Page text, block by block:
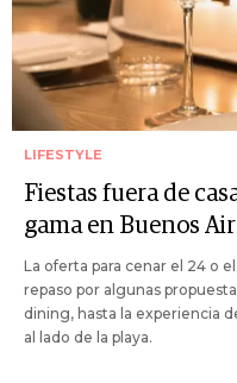
LIFESTYLE
Fiestas fuera de
gama en Buenos
La oferta para cenar el 24 o
repaso por algunas
dining, hasta la experiencia
al lado de la playa.